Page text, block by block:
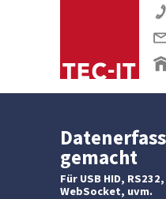
gemacht
Für USB HID,
WebSocket, uvm.